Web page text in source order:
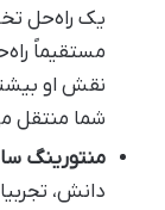
یک راه‌حل
مستقیماً
نقش او
شما منتقل
منتورینگ
دانش،